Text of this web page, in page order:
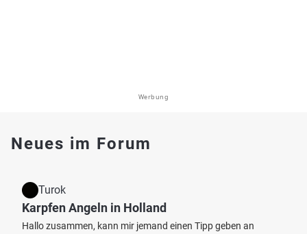
Werbung
Neues im Forum
Turok
Karpfen Angeln in Holland
Hallo zusammen, kann mir jemand einen Tipp geben an